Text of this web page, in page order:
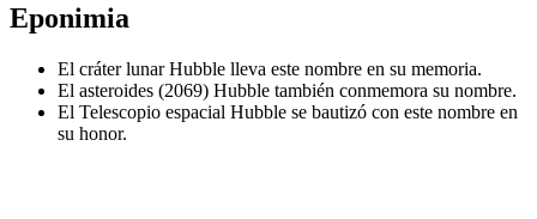
Eponimia
El cráter lunar Hubble lleva este nombre en su memoria.
El asteroides (2069) Hubble también conmemora su nombre.
El Telescopio espacial Hubble se bautizó con este nombre en
su honor.